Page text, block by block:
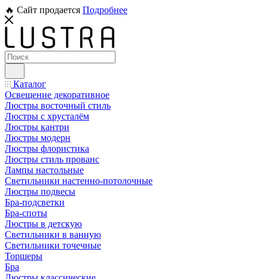
🔥 Сайт продается Подробнее
Каталог
Освещение декоративное
Люстры восточный стиль
Люстры с хрусталём
Люстры кантри
Люстры модерн
Люстры флористика
Люстры стиль прованс
Лампы настольные
Светильники настенно-потолочные
Люстры подвесы
Бра-подсветки
Бра-споты
Люстры в детскую
Светильники в ванную
Светильники точечные
Торшеры
Бра